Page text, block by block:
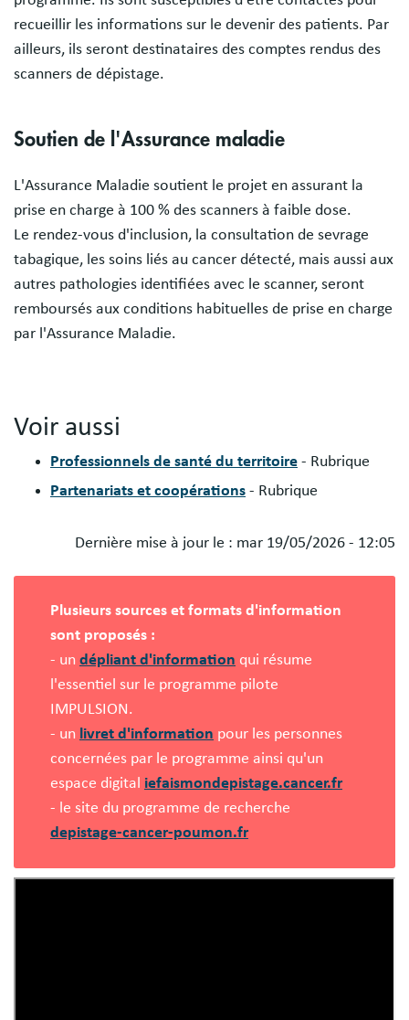
recueillir les informations sur le devenir des patients. Par
ailleurs, ils seront destinataires des comptes rendus des
scanners de dépistage.
Soutien de l'Assurance maladie
L'Assurance Maladie soutient le projet en assurant la
prise en charge à 100 % des scanners à faible dose.
Le rendez-vous d'inclusion, la consultation de sevrage
tabagique, les soins liés au cancer détecté, mais aussi aux
autres pathologies identifiées avec le scanner, seront
remboursés aux conditions habituelles de prise en charge
par l'Assurance Maladie.
Voir aussi
Professionnels de santé du territoire - Rubrique
Partenariats et coopérations - Rubrique
Dernière mise à jour le : mar 19/05/2026 - 12:05
Plusieurs sources et formats d'information
sont proposés :
- un dépliant d'information qui résume
l'essentiel sur le programme pilote
IMPULSION.
- un livret d'information pour les personnes
concernées par le programme ainsi qu'un
espace digital iefaismondepistage.cancer.fr
- le site du programme de recherche
depistage-cancer-poumon.fr